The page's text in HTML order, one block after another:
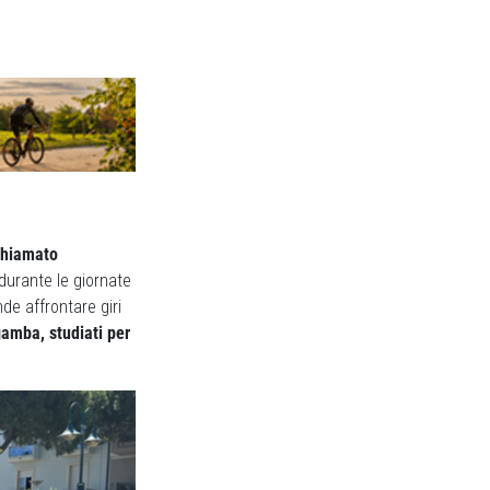
durante le giornate
affrontare giri
studiati per